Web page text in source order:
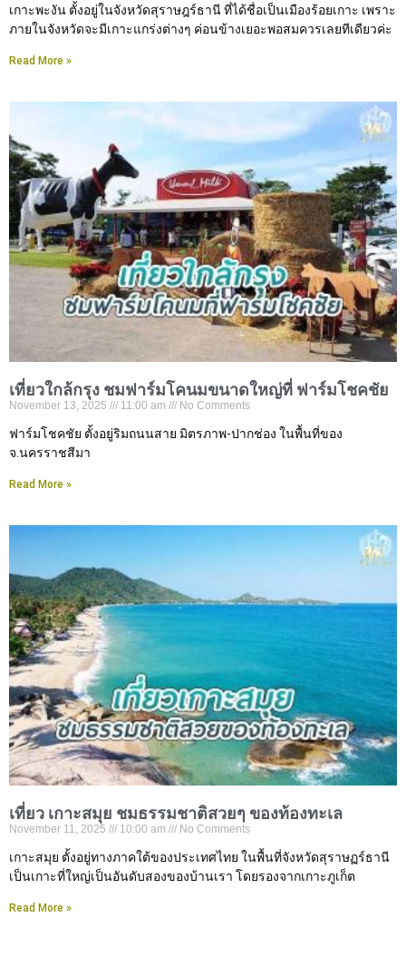
เกาะพะงัน ตั้งอยู่ในจังหวัดสุราษฎร์ธานี ที่ได้ชื่อเป็นเมืองร้อยเกาะ เพราะ
ภายในจังหวัดจะมีเกาะแกร่งต่างๆ ค่อนข้างเยอะพอสมควรเลยทีเดียวค่ะ
Read More »
เที่ยวใกล้กรุง ชมฟาร์มโคนมขนาดใหญ่ที่ ฟาร์มโชคชัย
November 13, 2025 11:00 am No Comments
ฟาร์มโชคชัย ตั้งอยู่ริมถนนสาย มิตรภาพ-ปากช่อง ในพื้นที่ของ
จ.นครราชสีมา
Read More »
เที่ยว เกาะสมุย ชมธรรมชาติสวยๆ ของท้องทะเล
November 11, 2025 10:00 am No Comments
เกาะสมุย ตั้งอยู่ทางภาคใต้ของประเทศไทย ในพื้นที่จังหวัดสุราษฏร์ธานี
เป็นเกาะที่ใหญ่เป็นอันดับสองของบ้านเรา โดยรองจากเกาะภูเก็ต
Read More »